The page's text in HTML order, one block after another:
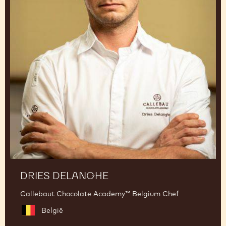
DRIES DELANGHE
Callebaut Chocolate Academy™ Belgium Chef
België